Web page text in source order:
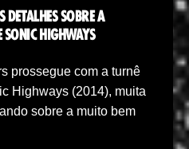
DETALHES SOBRE A
SONIC HIGHWAYS
prossegue com a turnê
Highways (2014), muita
sobre a muito bem